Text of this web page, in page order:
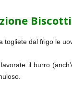
togliete dal frigo le
il burro